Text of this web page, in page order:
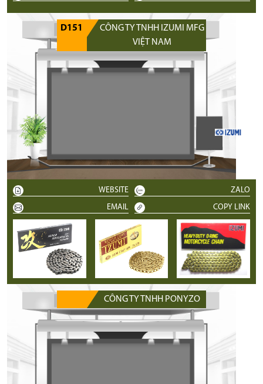
D151
CÔNG TY TNHH IZUMI MFG
VIỆT NAM
WEBSITE
ZALO
EMAIL
COPY LINK
CÔNG TY TNHH PONYZO